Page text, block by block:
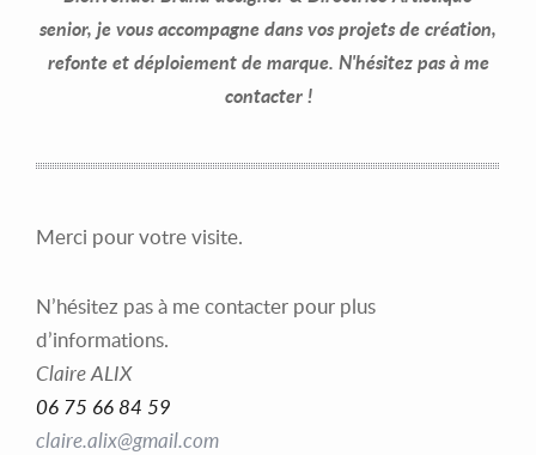
senior, je vous accompagne dans vos projets de création,
refonte et déploiement de marque. N'hésitez pas à me
contacter !
Merci pour votre visite.
N’hésitez pas à me contacter pour plus
d’informations.
Claire ALIX
06 75 66 84 59
claire.alix@gmail.com